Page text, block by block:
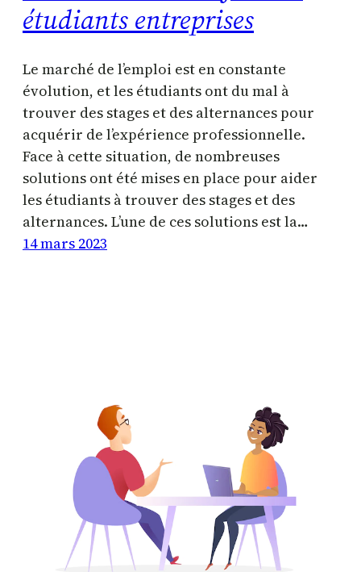
étudiants entreprises
Le marché de l’emploi est en constante
évolution, et les étudiants ont du mal à
trouver des stages et des alternances pour
acquérir de l’expérience professionnelle.
Face à cette situation, de nombreuses
solutions ont été mises en place pour aider
les étudiants à trouver des stages et des
alternances. L’une de ces solutions est la…
14 mars 2023